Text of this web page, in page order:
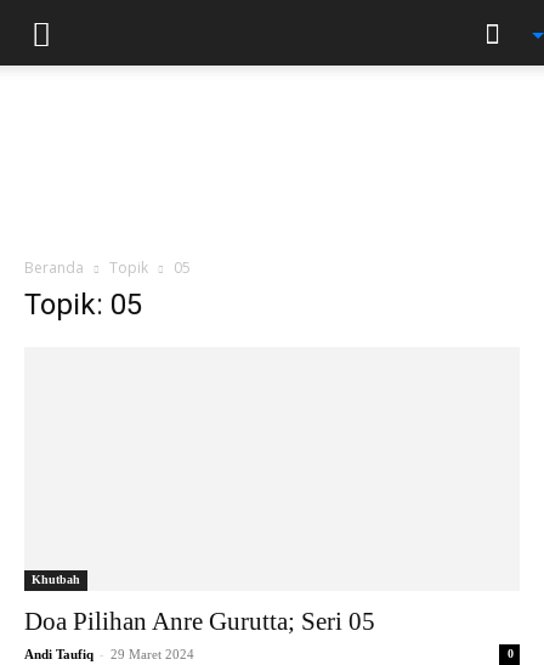
Beranda Topik 05
Topik: 05
Khutbah
Doa Pilihan Anre Gurutta; Seri 05
Andi Taufiq - 29 Maret 2024 0